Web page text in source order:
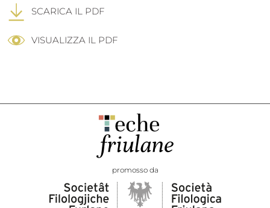
SCARICA IL PDF
VISUALIZZA IL PDF
promosso da